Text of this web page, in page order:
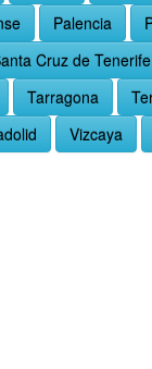
Palencia
Cruz de Tenerife
Tarragona
Vizcaya